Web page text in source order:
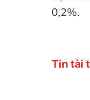
0,2%.